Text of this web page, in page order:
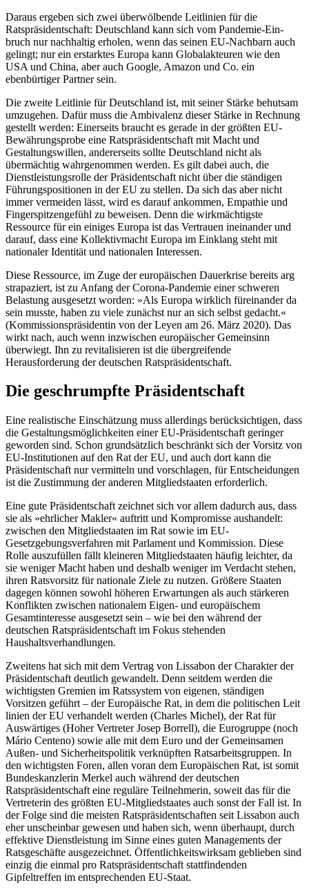
Daraus ergeben sich zwei überwölbende Leitlinien für die
Ratspräsidentschaft: Deutschland kann sich vom Pandemie-Ein­
bruch nur nachhaltig erholen, wenn das seinen EU-Nachbarn auch
gelingt; nur ein erstarktes Europa kann Globalakteuren wie den
USA und China, aber auch Google, Ama­zon und Co. ein
ebenbürtiger Partner sein.
Die zweite Leitlinie für Deutschland ist, mit seiner Stärke behutsam
umzugehen. Da­für muss die Ambivalenz dieser Stärke in Rechnung
gestellt werden: Einerseits braucht es gerade in der größten EU-
Bewäh­rungsprobe eine Ratspräsidentschaft mit Macht und
Gestaltungswillen, andererseits sollte Deutschland nicht als
übermächtig wahrgenommen werden. Es gilt dabei auch, die
Dienstleistungsrolle der Präsidentschaft nicht über die ständigen
Führungspositionen in der EU zu stellen. Da sich das aber nicht
immer vermeiden lässt, wird es dar­auf ankommen, Empathie und
Fingerspit­zengefühl zu be­weisen. Denn die wirk­mächtigste
Ressource für ein einiges Europa ist das Vertrauen ineinander und
darauf, dass eine Kollektivmacht Europa im Ein­klang steht mit
nationaler Identität und nationalen Interessen.
Diese Ressource, im Zuge der europäischen Dauerkrise bereits arg
strapaziert, ist zu Anfang der Corona-Pandemie einer schweren
Belastung ausgesetzt worden: »Als Europa wirklich füreinander da
sein musste, haben zu viele zunächst nur an sich selbst gedacht.«
(Kommissionspräsidentin von der Leyen am 26. März 2020). Das
wirkt nach, auch wenn inzwischen europäischer Ge­meinsinn
überwiegt. Ihn zu revitalisieren ist die übergreifende
Herausforderung der deutschen Ratspräsidentschaft.
Die geschrumpfte Präsidentschaft
Eine realistische Einschätzung muss aller­dings berücksichtigen, dass
die Gestaltungs­möglichkeiten einer EU-Präsidentschaft geringer
geworden sind. Schon grundsätzlich beschränkt sich der Vorsitz von
EU-Institutionen auf den Rat der EU, und auch dort kann die
Präsidentschaft nur vermitteln und vorschlagen, für Entscheidungen
ist die Zustimmung der anderen Mitgliedstaaten erforderlich.
Eine gute Präsidentschaft zeichnet sich vor allem dadurch aus, dass
sie als »ehr­licher Makler« auftritt und Kompromisse aushandelt:
zwischen den Mitgliedstaaten im Rat sowie im EU-
Gesetzgebungsverfah­ren mit Parlament und Kommission. Diese
Rolle auszufüllen fällt kleineren Mitgliedstaaten häufig leichter, da
sie weniger Macht haben und deshalb weniger im Verdacht stehen,
ihren Ratsvorsitz für nationale Ziele zu nutzen. Größere Staaten
dagegen kön­nen sowohl höheren Erwartungen als auch stär­keren
Konflikten zwischen nationalem Eigen- und europäischem
Gesamtinteresse ausgesetzt sein – wie bei den während der
deutschen Ratspräsidentschaft im Fokus stehenden
Haushaltsverhandlungen.
Zweitens hat sich mit dem Vertrag von Lissabon der Charakter der
Präsidentschaft deutlich gewandelt. Denn seitdem werden die
wichtigsten Gremien im Ratssystem von eigenen, ständigen
Vorsitzen geführt – derEuropäische Rat, in dem die politischen Leit­
linien der EU verhandelt werden (Charles Michel), der Rat für
Auswärtiges (Hoher Vertreter Josep Borrell), die Eurogruppe (noch
Mário Centeno) sowie alle mit dem Euro und der Gemeinsamen
Außen- und Sicherheitspolitik verknüpften Ratsarbeits­gruppen. In
den wichtigsten Foren, allen voran dem Europäischen Rat, ist somit
Bundeskanzlerin Merkel auch während der deutschen
Ratspräsidentschaft eine reguläre Teilnehmerin, soweit das für die
Vertreterin des größten EU-Mitgliedstaates auch sonst der Fall ist. In
der Folge sind die meisten Ratspräsidentschaften seit Lissabon auch
eher unscheinbar gewesen und haben sich, wenn überhaupt, durch
effektive Dienstleis­tung im Sinne eines guten Managements der
Ratsgeschäfte ausgezeichnet. Öffentlichkeitswirksam geblieben sind
einzig die ein­mal pro Ratspräsidentschaft stattfindenden
Gipfeltreffen im entsprechenden EU-Staat.